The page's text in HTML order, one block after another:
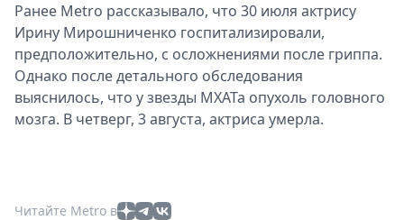
Ранее Metro рассказывало, что 30 июля актрису
Ирину Мирошниченко госпитализировали,
предположительно, с осложнениями после гриппа.
Однако после детального обследования
выяснилось, что у звезды МХАТа опухоль головного
мозга. В четверг, 3 августа, актриса умерла.
Читайте Metro в